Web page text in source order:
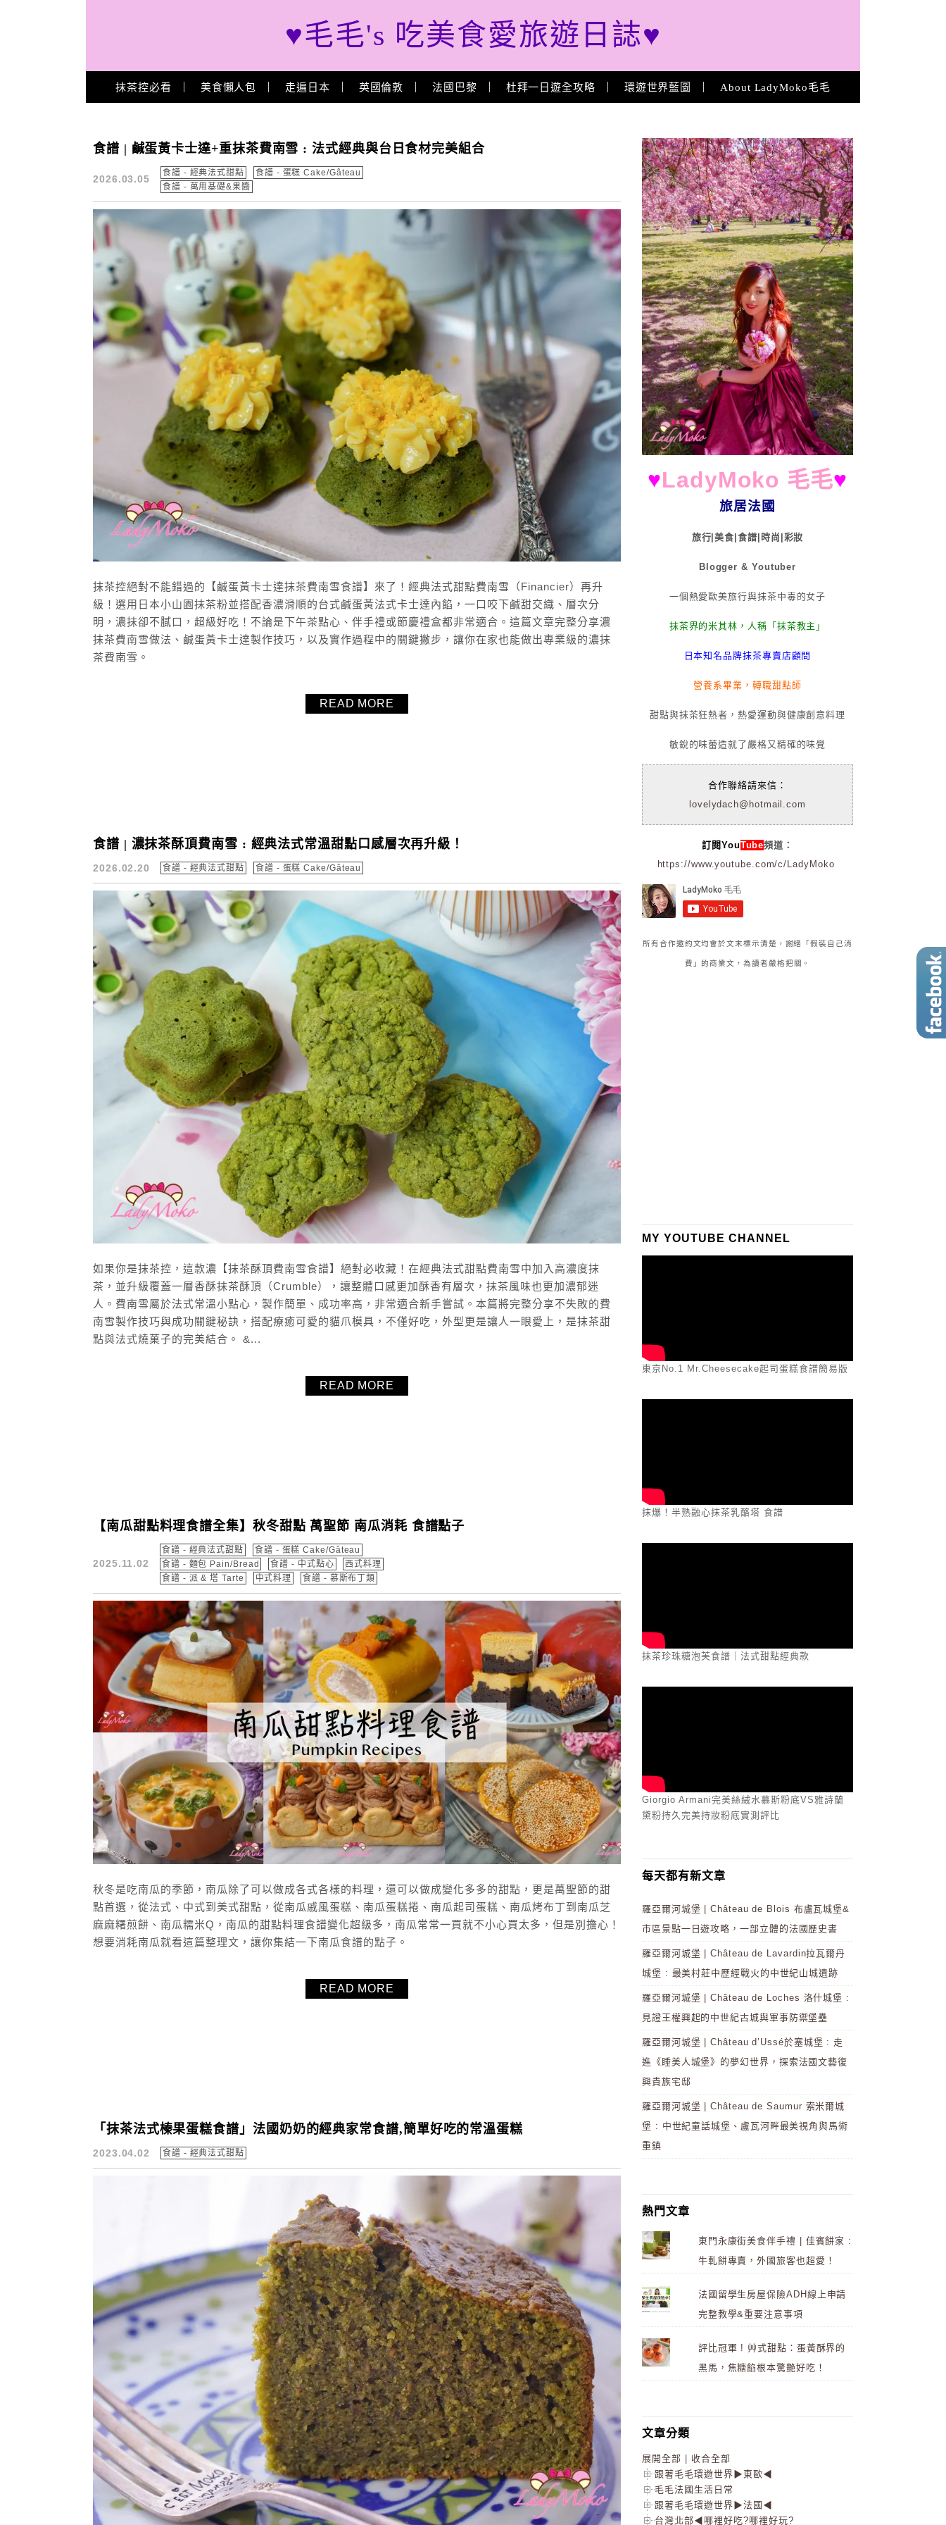
♥毛毛's 吃美食愛旅遊日誌♥
Main Menu
抹茶控必看 美食懶人包 走遍日本 英國倫敦 法國巴黎 杜拜一日遊全攻略 環遊世界藍圖 About LadyMoko毛毛
食譜 – 經典法式甜點
食譜 | 鹹蛋黃卡士達+重抹茶費南雪 : 法式經典與台日食材完美組合
2026.03.05
食譜 - 經典法式甜點
食譜 - 蛋糕 Cake/Gâteau
食譜 - 萬用基礎&果醬
抹茶控絕對不能錯過的【鹹蛋黃卡士達抹茶費南雪食譜】來了！經典法式甜點費南雪（Financier）再升
級！選用日本小山園抹茶粉並搭配香濃滑順的台式鹹蛋黃法式卡士達內餡，一口咬下鹹甜交織、層次分
明，濃抹卻不膩口，超級好吃！不論是下午茶點心、伴手禮或節慶禮盒都非常適合。這篇文章完整分享濃
抹茶費南雪做法、鹹蛋黃卡士達製作技巧，以及實作過程中的關鍵撇步，讓你在家也能做出專業級的濃抹
茶費南雪。
READ MORE
食譜 | 濃抹茶酥頂費南雪 : 經典法式常溫甜點口感層次再升級！
2026.02.20 食譜 - 經典法式甜點 食譜 - 蛋糕 Cake/Gâteau
如果你是抹茶控，這款濃【抹茶酥頂費南雪食譜】絕對必收藏！在經典法式甜點費南雪中加入高濃度抹
茶，並升級覆蓋一層香酥抹茶酥頂（Crumble），讓整體口感更加酥香有層次，抹茶風味也更加濃郁迷
人。費南雪屬於法式常溫小點心，製作簡單、成功率高，非常適合新手嘗試。本篇將完整分享不失敗的費
南雪製作技巧與成功關鍵秘訣，搭配療癒可愛的貓爪模具，不僅好吃，外型更是讓人一眼愛上，是抹茶甜
點與法式燒菓子的完美結合。 &...
READ MORE
【南瓜甜點料理食譜全集】秋冬甜點 萬聖節 南瓜消耗 食譜點子
2025.11.02
食譜 - 經典法式甜點
食譜 - 蛋糕 Cake/Gâteau
食譜 - 麵包 Pain/Bread
食譜 - 中式點心
西式料理
食譜 - 派 & 塔 Tarte
中式料理 食譜 - 慕斯布丁類
秋冬是吃南瓜的季節，南瓜除了可以做成各式各樣的料理，還可以做成變化多多的甜點，更是萬聖節的甜
點首選，從法式、中式到美式甜點，從南瓜戚風蛋糕、南瓜蛋糕捲、南瓜起司蛋糕、南瓜烤布丁到南瓜芝
麻麻糬煎餅、南瓜糯米Q，南瓜的甜點料理食譜變化超級多，南瓜常常一買就不小心買太多，但是別擔心！
想要消耗南瓜就看這篇整理文，讓你集結一下南瓜食譜的點子。
READ MORE
「抹茶法式榛果蛋糕食譜」法國奶奶的經典家常食譜,簡單好吃的常溫蛋糕
2023.04.02 食譜 - 經典法式甜點
About
♥LadyMoko 毛毛♥
旅居法國
旅行|美食|食譜|時尚|彩妝
Blogger & Youtuber
一個熱愛歐美旅行與抹茶中毒的女子
抹茶界的米其林，人稱「抹茶教主」
日本知名品牌抹茶專賣店顧問
營養系畢業，轉職甜點師
甜點與抹茶狂熱者，熱愛運動與健康創意料理
敏銳的味蕾造就了嚴格又精確的味覺
合作聯絡請來信：
lovelydach@hotmail.com
訂閱YouTube頻道：
https://www.youtube.com/c/LadyMoko
所有合作邀約文均會於文末標示清楚，謝絕「假裝自己消
費」的商業文，為讀者嚴格把關。
MY YOUTUBE CHANNEL
東京No.1 Mr.Cheesecake起司蛋糕食譜簡易版
抹爆！半熟融心抹茶乳酪塔 食譜
抹茶珍珠糖泡芙食譜｜法式甜點經典款
Giorgio Armani完美絲絨水慕斯粉底VS雅詩蘭
黛粉持久完美持妝粉底實測評比
每天都有新文章
羅亞爾河城堡 | Château de Blois 布盧瓦城堡&
市區景點一日遊攻略，一部立體的法國歷史書
羅亞爾河城堡 | Château de Lavardin拉瓦爾丹
城堡 : 最美村莊中歷經戰火的中世紀山城遺跡
羅亞爾河城堡 | Château de Loches 洛什城堡 :
見證王權興起的中世紀古城與軍事防禦堡壘
羅亞爾河城堡 | Château d’Ussé於塞城堡 : 走
進《睡美人城堡》的夢幻世界，探索法國文藝復
興貴族宅邸
羅亞爾河城堡 | Château de Saumur 索米爾城
堡 : 中世紀童話城堡、盧瓦河畔最美視角與馬術
重鎮
熱門文章
東門永康街美食伴手禮 | 佳賓餅家 :
牛軋餅專賣，外國旅客也超愛！
法國留學生房屋保險ADH線上申請
完整教學&重要注意事項
評比冠軍 ! 艸式甜點：蛋黃酥界的
黑馬，焦糖餡根本驚艷好吃！
文章分類
展開全部
收合全部
跟著毛毛環遊世界▶東歐◀
毛毛法國生活日常
跟著毛毛環遊世界▶法國◀
台灣北部◀哪裡好吃?哪裡好玩?